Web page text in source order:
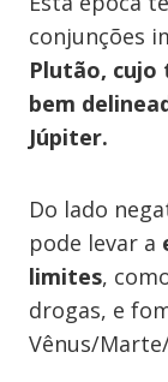
conjunções
Plutão, cujo
bem
Júpiter.
Do lado
pode levar a
limites,
drogas, e
Vênus/